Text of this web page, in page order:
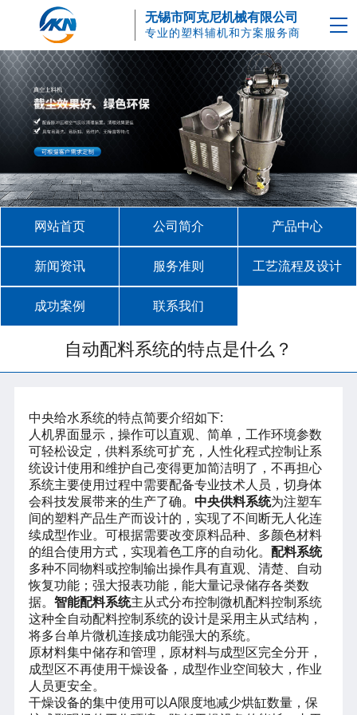
无锡市阿克尼机械有限公司
专业的塑料辅机和方案服务商
网站首页 公司简介 产品中心
新闻资讯 服务准则 工艺流程及设计
成功案例 联系我们
自动配料系统的特点是什么？
中央给水系统的特点简要介绍如下:
人机界面显示，操作可以直观、简单，工作环境参数
可轻松设定，供料系统可扩充，人性化程式控制让系
统设计使用和维护自己变得更加简洁明了，不再担心
系统主要使用过程中需要配备专业技术人员，切身体
会科技发展带来的生产了确。 中央供料系统为注塑车
间的塑料产品生产而设计的，实现了不间断无人化连
续成型作业。可根据需要改变原料品种、多颜色材料
的组合使用方式，实现着色工序的自动化。 配料系统
多种不同物料或控制输出操作具有直观、清楚、自动
恢复功能；强大报表功能，能大量记录储存各类数
据。 智能配料系统主从式分布控制微机配料控制系统
这种全自动配料控制系统的设计是采用主从式结构，
将多台单片微机连接成功能强大的系统。
原材料集中储存和管理，原材料与成型区完全分开，
成型区不再使用干燥设备，成型作业空间较大，作业
人员更安全。
干燥设备的集中使用可以A限度地减少烘缸数量，保